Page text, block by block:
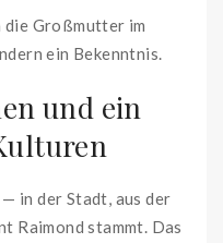
Großmutter im
ein Bekenntnis.
und ein
in der Stadt, aus der
Raimond stammt. Das